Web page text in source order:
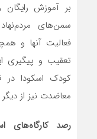
بر آموزش
سمن‌های
فعالیت آنها و
تعقیب و پیگیری
کودک اسکودا
معاضدت نیز از
رصد کارگاه‌های